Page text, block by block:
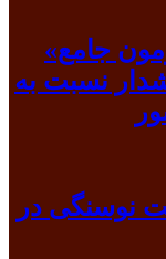
جامع»
نسبت به
نوسنگی در